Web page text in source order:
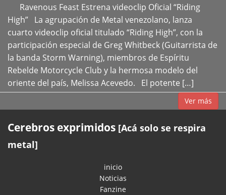
Ravenous Feast Estrena videoclip Oficial “Riding
High” La agrupación de Metal venezolano, lanza
cuarto videoclip oficial titulado “Riding High”, con la
participación especial de Greg Whitbeck (Guitarrista de
la banda Storm Warning), miembros de Espíritu
Rebelde Motorcycle Club y la hermosa modelo del
oriente del país, Melissa Acevedo. El potente […]
Ver más
Cerebros exprimidos [Acá solo se respira
metal]
inicio
Noticias
Fanzine